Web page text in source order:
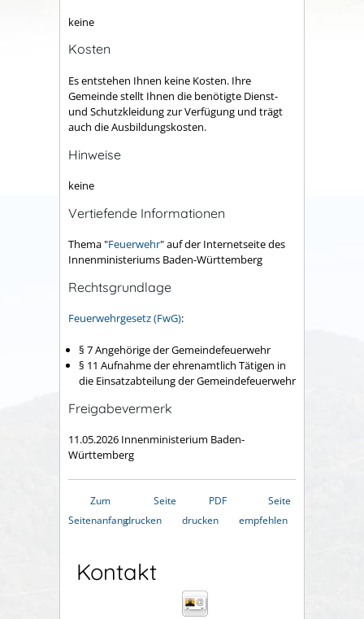
keine
Kosten
Es entstehen Ihnen keine Kosten. Ihre
Gemeinde stellt Ihnen die benötigte Dienst-
und Schutzkleidung zur Verfügung und trägt
auch die Ausbildungskosten.
Hinweise
keine
Vertiefende Informationen
Thema "Feuerwehr" auf der Internetseite des
Innenministeriums Baden-Württemberg
Rechtsgrundlage
Feuerwehrgesetz (FwG):
§ 7 Angehörige der Gemeindefeuerwehr
§ 11 Aufnahme der ehrenamtlich Tätigen in
die Einsatzabteilung der Gemeindefeuerwehr
Freigabevermerk
11.05.2026 Innenministerium Baden-
Württemberg
Zum
Seitenanfang
Seite
drucken
PDF
drucken
Seite
empfehlen
Kontakt